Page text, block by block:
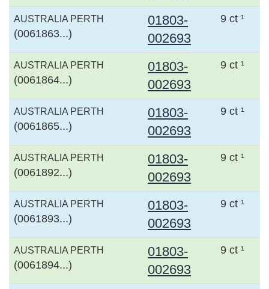
AUSTRALIA PERTH
(0061863...)
01803-
002693
9 ct ¹
AUSTRALIA PERTH
(0061864...)
01803-
002693
9 ct ¹
AUSTRALIA PERTH
(0061865...)
01803-
002693
9 ct ¹
AUSTRALIA PERTH
(0061892...)
01803-
002693
9 ct ¹
AUSTRALIA PERTH
(0061893...)
01803-
002693
9 ct ¹
AUSTRALIA PERTH
(0061894...)
01803-
002693
9 ct ¹